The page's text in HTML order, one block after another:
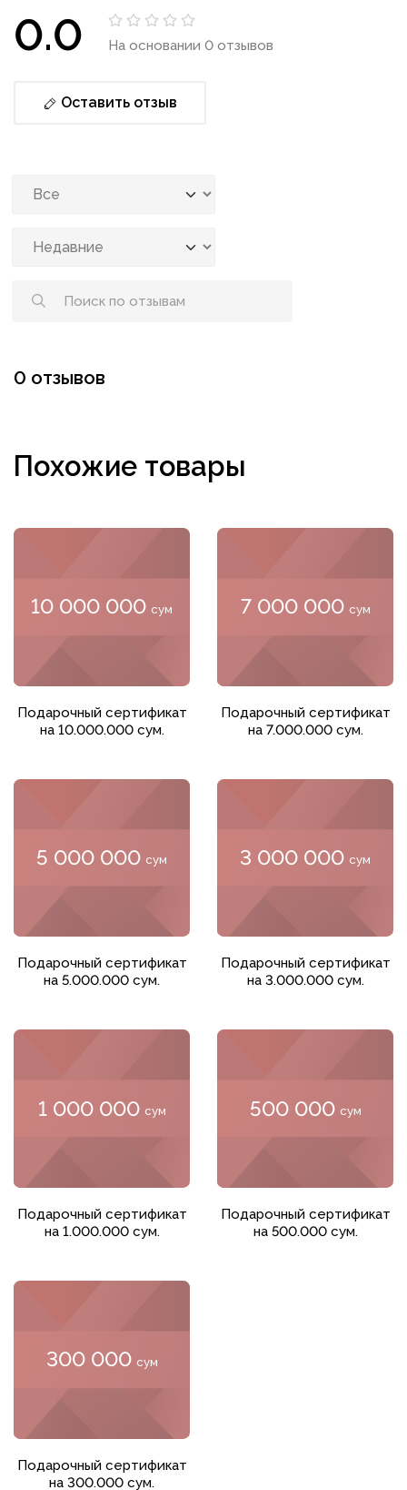
0.0 На основании 0 отзывов
Оставить отзыв
0 отзывов
Похожие товары
10 000 000 сум
Подарочный сертификат
на 10.000.000 сум.
7 000 000 сум
Подарочный сертификат
на 7.000.000 сум.
5 000 000 сум
Подарочный сертификат
на 5.000.000 сум.
3 000 000 сум
Подарочный сертификат
на 3.000.000 сум.
1 000 000 сум
Подарочный сертификат
на 1.000.000 сум.
500 000 сум
Подарочный сертификат
на 500.000 сум.
300 000 сум
Подарочный сертификат
на 300.000 сум.